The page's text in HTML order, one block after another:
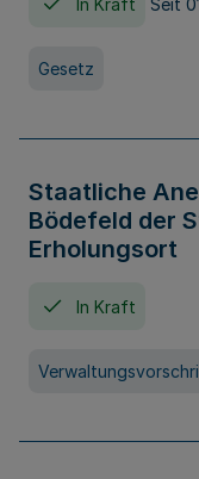
Gesetz
Staatliche
Bödefeld der
Erholungsort
In Kraft